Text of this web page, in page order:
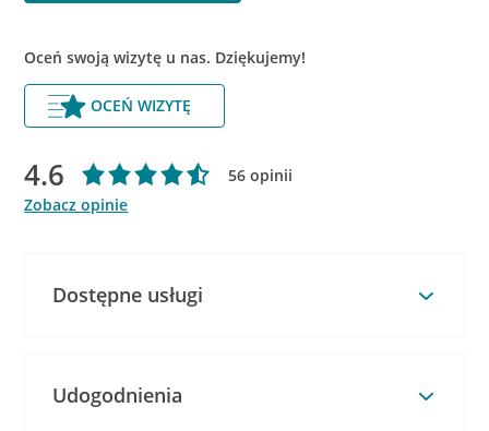
Oceń swoją wizytę u nas. Dziękujemy!
OCEŃ WIZYTĘ
4.6
56 opinii
Zobacz opinie
Dostępne usługi
Udogodnienia